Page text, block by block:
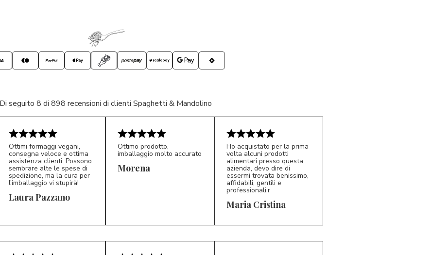
Di seguito 8 di 898 recensioni di clienti Spaghetti & Mandolino
LP 5/5
Ottimi formaggi vegani,
consegna veloce e ottima
assistenza clienti. Possono
sembrare alte le spese di
spedizione, ma la cura per
l’imballaggio vi stupirà!
Laura Pazzano
Ottimo prodotto,
imballaggio molto accurato
Morena
MC 5/5
Ho acquistato per la prima
volta alcuni prodotti
alimentari presso questa
azienda, devo dire di
essermi trovata benissimo,
affidabili, gentili e
professionali.r
Maria Cristina